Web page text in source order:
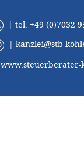
| tel. +49 (0)7032
| kanzlei@stb-
www.steuerberater-